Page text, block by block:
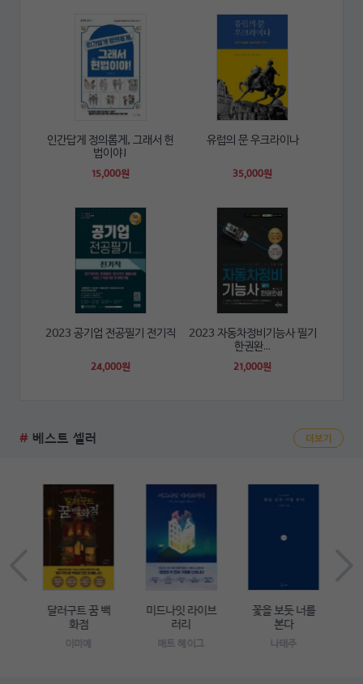
인간답게 정의롭게, 그래서 헌
법이야!
15,000원
유럽의 문 우크라이나
35,000원
2023 공기업 전공필기 전기직
24,000원
2023 자동차정비기능사 필기
한권완...
21,000원
# 베스트 셀러 더보기
달러구트 꿈 백
화점
이미예
미드나잇 라이브
러리
매트 헤이그
꽃을 보듯 너를
본다
나태주